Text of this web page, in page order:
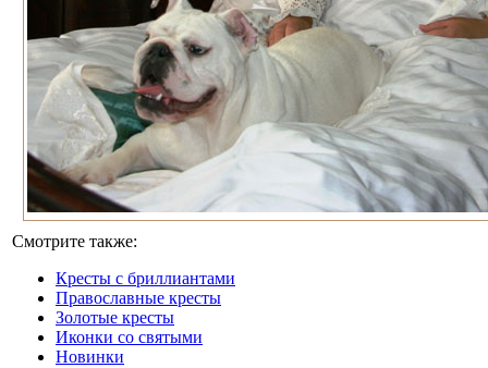
Смотрите также:
Кресты с бриллиантами
Православные кресты
Золотые кресты
Иконки со святыми
Новинки